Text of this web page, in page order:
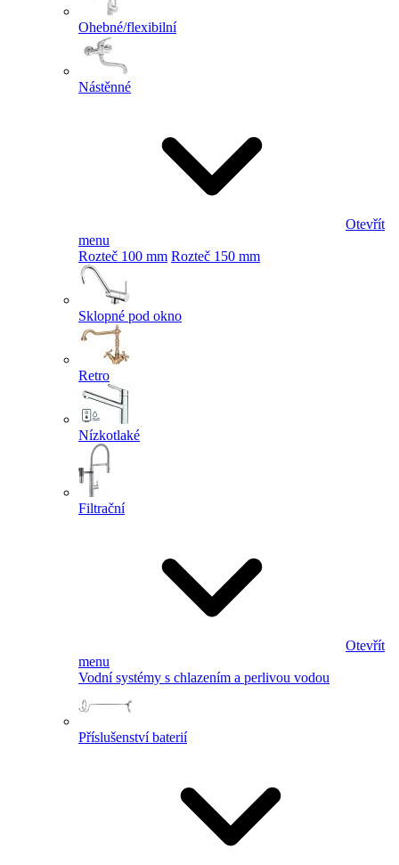
Ohebné/flexibilní
Nástěnné
Otevřít
menu
Rozteč 100 mm Rozteč 150 mm
Sklopné pod okno
Retro
Nízkotlaké
Filtrační
Otevřít
menu
Vodní systémy s chlazením a perlivou vodou
Příslušenství baterií